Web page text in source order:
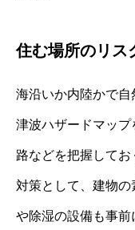
住む場所のリス
海沿いか内陸かで自
津波ハザードマッ
路などを把握して
対策として、建物
や除湿の設備も事前